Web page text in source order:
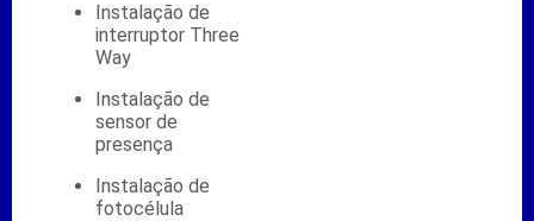
Instalação de
interruptor Three
Way
Instalação de
sensor de
presença
Instalação de
fotocélula